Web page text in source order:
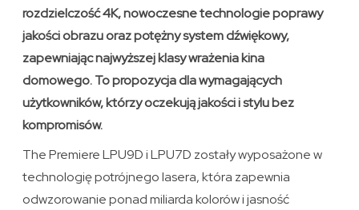
rozdzielczość 4K, nowoczesne technologie poprawy
jakości obrazu oraz potężny system dźwiękowy,
zapewniając najwyższej klasy wrażenia kina
domowego. To propozycja dla wymagających
użytkowników, którzy oczekują jakości i stylu bez
kompromisów.
The Premiere LPU9D i LPU7D zostały wyposażone w
technologię potrójnego lasera, która zapewnia
odwzorowanie ponad miliarda kolorów i jasność